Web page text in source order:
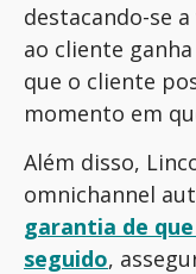
destacando-se
ao cliente
que o cliente
momento em
Além disso,
omnichannel
garantia de
seguido,